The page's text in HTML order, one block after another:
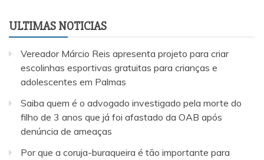
ULTIMAS NOTICIAS
Vereador Márcio Reis apresenta projeto para criar
escolinhas esportivas gratuitas para crianças e
adolescentes em Palmas
Saiba quem é o advogado investigado pela morte do
filho de 3 anos que já foi afastado da OAB após
denúncia de ameaças
Por que a coruja-buraqueira é tão importante para